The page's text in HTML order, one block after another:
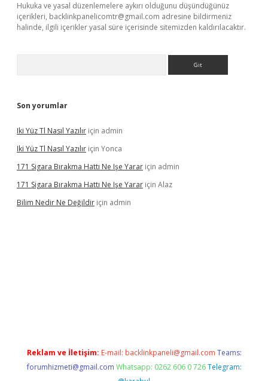
Hukuka ve yasal düzenlemelere aykırı olduğunu düşündüğünüz
içerikleri, backlinkpanelicomtr@gmail.com adresine bildirmeniz
halinde, ilgili içerikler yasal süre içerisinde sitemizden kaldırılacaktır.
Son yorumlar
Iki Yüz Tl Nasıl Yazılır için admin
Iki Yüz Tl Nasıl Yazılır için Yonca
171 Sigara Bırakma Hattı Ne Işe Yarar için admin
171 Sigara Bırakma Hattı Ne Işe Yarar için Alaz
Bilim Nedir Ne Değildir için admin
Reklam ve İletişim: E-mail: backlinkpaneli@gmail.com Teams:
forumhizmeti@gmail.com Whatsapp: 0262 606 0 726 Telegram: